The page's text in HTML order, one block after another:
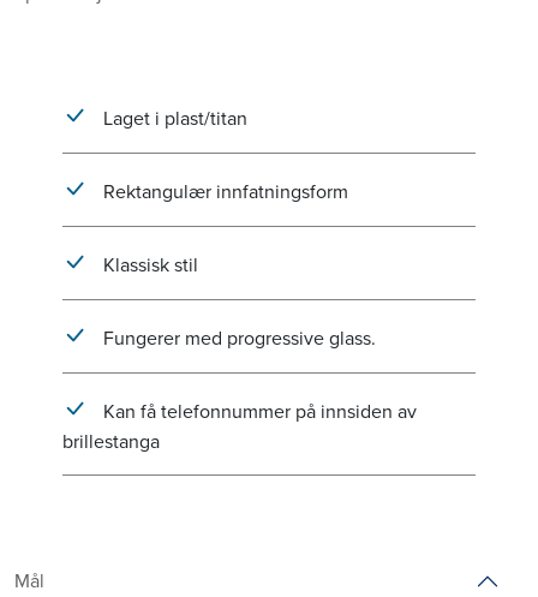
Laget i plast/titan
Rektangulær innfatningsform
Klassisk stil
Fungerer med progressive glass.
Kan få telefonnummer på innsiden av
brillestanga
Mål